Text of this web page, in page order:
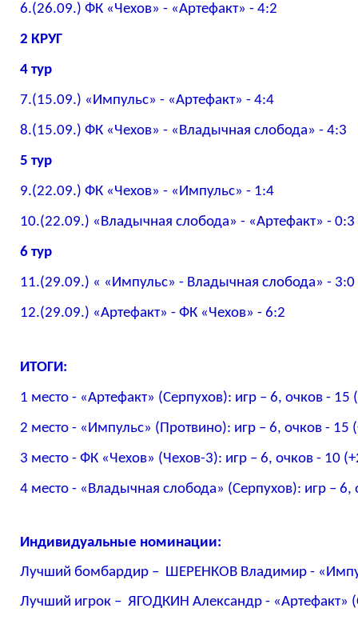
6.(26.09.) ФК «Чехов» - «Артефакт» - 4:2
2 КРУГ
4 тур
7.(15.09.) «Импульс» - «Артефакт» - 4:4
8.(15.09.) ФК «Чехов» - «Владычная слобода» - 4:3
5 тур
9.(22.09.) ФК «Чехов» - «Импульс» - 1:4
10.(22.09.) «Владычная слобода» - «Артефакт» - 0:3
6 тур
11.(29.09.) « «Импульс» - Владычная слобода» - 3:0
12.(29.09.) «Артефакт» - ФК «Чехов» - 6:2
ИТОГИ:
1 место - «Артефакт» (Серпухов): игр – 6, очков -
2 место - «Импульс» (Протвино): игр – 6, очков -
3 место - ФК «Чехов» (Чехов-3): игр – 6, очков - 10
4 место - «Владычная слобода» (Серпухов): игр –
Индивидуальные номинации:
Лучший бомбардир – ШЕРЕНКОВ Владимир -
Лучший игрок – ЯГОДКИН Александр - «Артефакт»